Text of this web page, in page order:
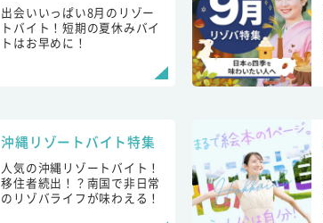
出会いいっぱい8月のリゾー
トバイト！短期の夏休みバイ
トはお早めに！
沖縄リゾートバイト特集
人気の沖縄リゾートバイト！
移住者続出！？南国で非日常
のリゾバライフが味わえる！